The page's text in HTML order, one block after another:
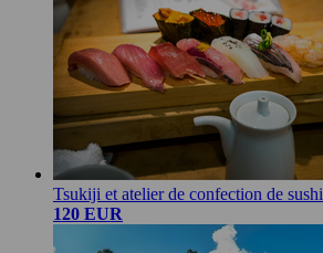
Tsukiji et atelier de confection de sushi
120 EUR